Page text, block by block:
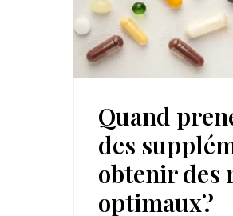
Quand
des
obtenir des
optimaux?